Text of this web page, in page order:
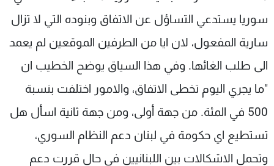
سوريا يستدعي التساؤل عن الاتفاق وبنوده التي لا تزال
سارية المفعول، لان ايا من الطرفين الموقعين لم يعمد
الى طلب الغائها. وفي هذا السياق يوضح الخطيب ان
"ما يجري اليوم تخطى الاتفاق، والامور اختلفت بنسبة
500 في المئة. من جهة أولى، ومن جهة ثانية اسأل هل
تستطيع اي حكومة في لبنان دعم النظام السوري،
وتحمل الاشكالات بين اللبنانيين في حال قررت دعم